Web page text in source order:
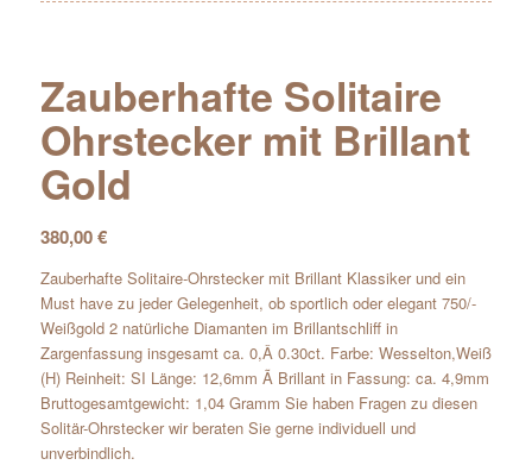
Zauberhafte Solitaire
Ohrstecker mit Brillant
Gold
380,00€
Zauberhafte Solitaire-Ohrstecker mit Brillant Klassiker und ein
Must have zu jeder Gelegenheit, ob sportlich oder elegant 750/-
Weißgold 2 natürliche Diamanten im Brillantschliff in
Zargenfassung insgesamt ca. 0,Â 0.30ct. Farbe: Wesselton,Weiß
(H) Reinheit: SI Länge: 12,6mm Ã Brillant in Fassung: ca. 4,9mm
Bruttogesamtgewicht: 1,04 Gramm Sie haben Fragen zu diesen
Solitär-Ohrstecker wir beraten Sie gerne individuell und
unverbindlich.